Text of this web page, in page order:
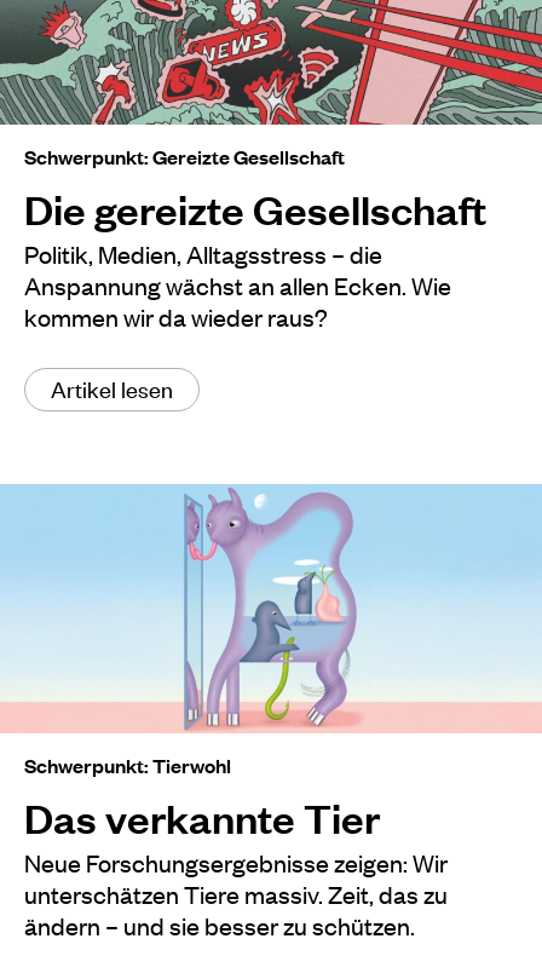
Schwerpunkt: Gereizte Gesellschaft
Die gereizte Gesellschaft
Politik, Medien, Alltagsstress – die
Anspannung wächst an allen Ecken. Wie
kommen wir da wieder raus?
Artikel lesen
Schwerpunkt: Tierwohl
Das verkannte Tier
Neue Forschungsergebnisse zeigen: Wir
unterschätzen Tiere massiv. Zeit, das zu
ändern – und sie besser zu schützen.